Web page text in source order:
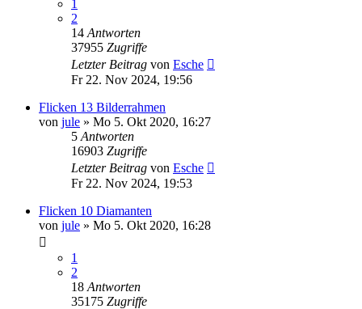
1
2
14 Antworten
37955 Zugriffe
Letzter Beitrag von Esche
Fr 22. Nov 2024, 19:56
Flicken 13 Bilderrahmen
von jule » Mo 5. Okt 2020, 16:27
5 Antworten
16903 Zugriffe
Letzter Beitrag von Esche
Fr 22. Nov 2024, 19:53
Flicken 10 Diamanten
von jule » Mo 5. Okt 2020, 16:28
1
2
18 Antworten
35175 Zugriffe